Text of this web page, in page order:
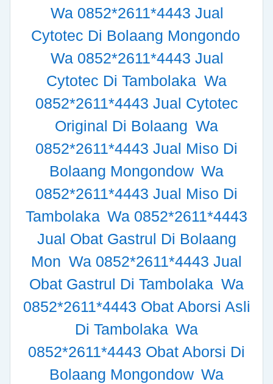
Wa 0852*2611*4443 Jual
Cytotec Di Bolaang Mongondo
Wa 0852*2611*4443 Jual
Cytotec Di Tambolaka Wa
0852*2611*4443 Jual Cytotec
Original Di Bolaang Wa
0852*2611*4443 Jual Miso Di
Bolaang Mongondow Wa
0852*2611*4443 Jual Miso Di
Tambolaka Wa 0852*2611*4443
Jual Obat Gastrul Di Bolaang
Mon Wa 0852*2611*4443 Jual
Obat Gastrul Di Tambolaka Wa
0852*2611*4443 Obat Aborsi Asli
Di Tambolaka Wa
0852*2611*4443 Obat Aborsi Di
Bolaang Mongondow Wa